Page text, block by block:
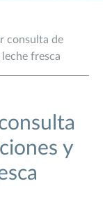
consulta de
fresca
y